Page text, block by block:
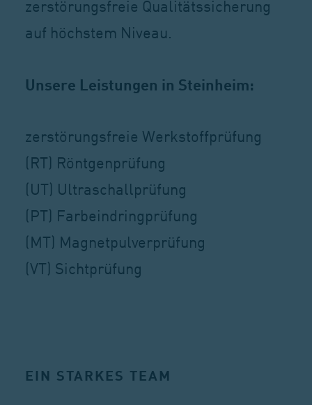
zerstörungsfreie Qualitätssicherung
auf höchstem Niveau.
Unsere Leistungen in Steinheim:
zerstörungsfreie Werkstoffprüfung
(RT) Röntgenprüfung
(UT) Ultraschallprüfung
(PT) Farbeindringprüfung
(MT) Magnetpulverprüfung
(VT) Sichtprüfung
EIN STARKES TEAM